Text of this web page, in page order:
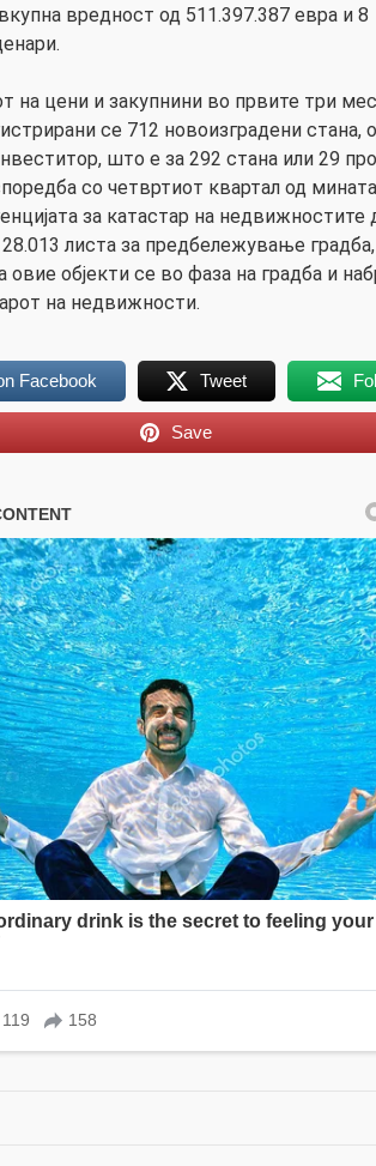
вредност од 511.397.387 евра и 8
на цени и закупнини во првите три
се 712 новоизградени стана,
што е за 292 стана или 29
со четвртиот квартал од
за катастар на недвижностите
листа за предбележување
овие објекти се во фаза на градба и
на недвижности.
Facebook Tweet
Save